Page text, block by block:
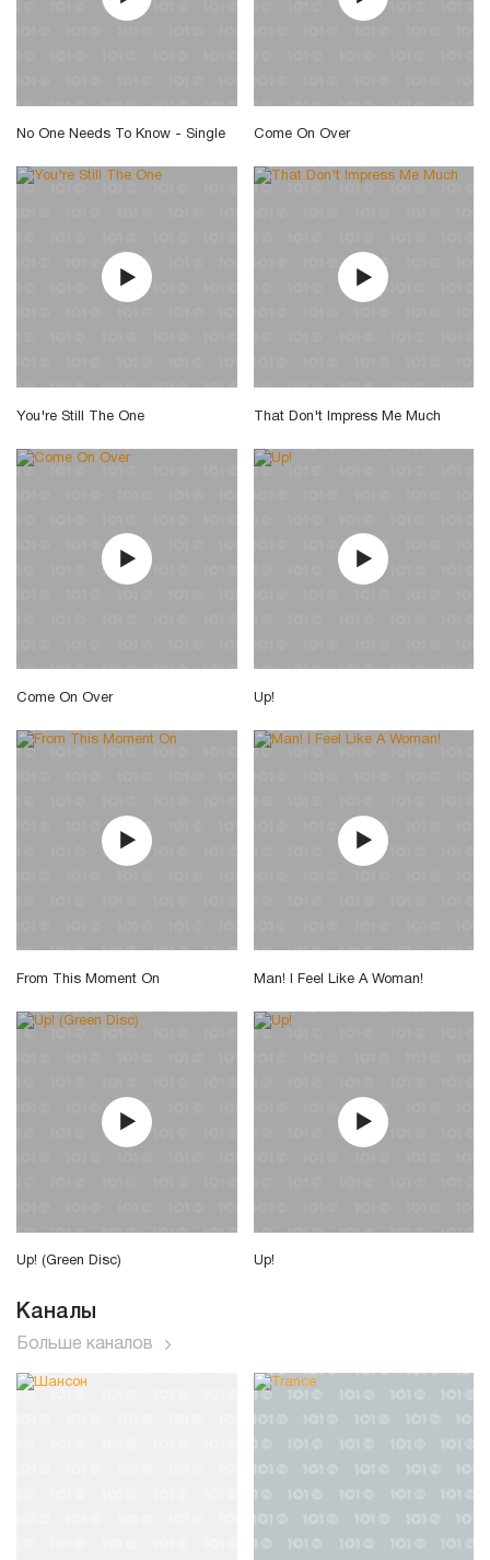
No One Needs To Know - Single Come On Over
You're Still The One That Don't Impress Me Much
Come On Over Up!
From This Moment On Man! I Feel Like A Woman!
Up! (Green Disc) Up!
Каналы
Больше каналов